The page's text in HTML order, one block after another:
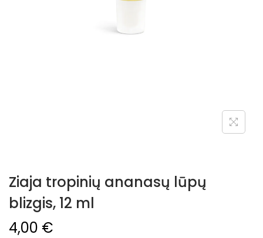
Ziaja tropinių ananasų lūpų
blizgis, 12 ml
4,00 €